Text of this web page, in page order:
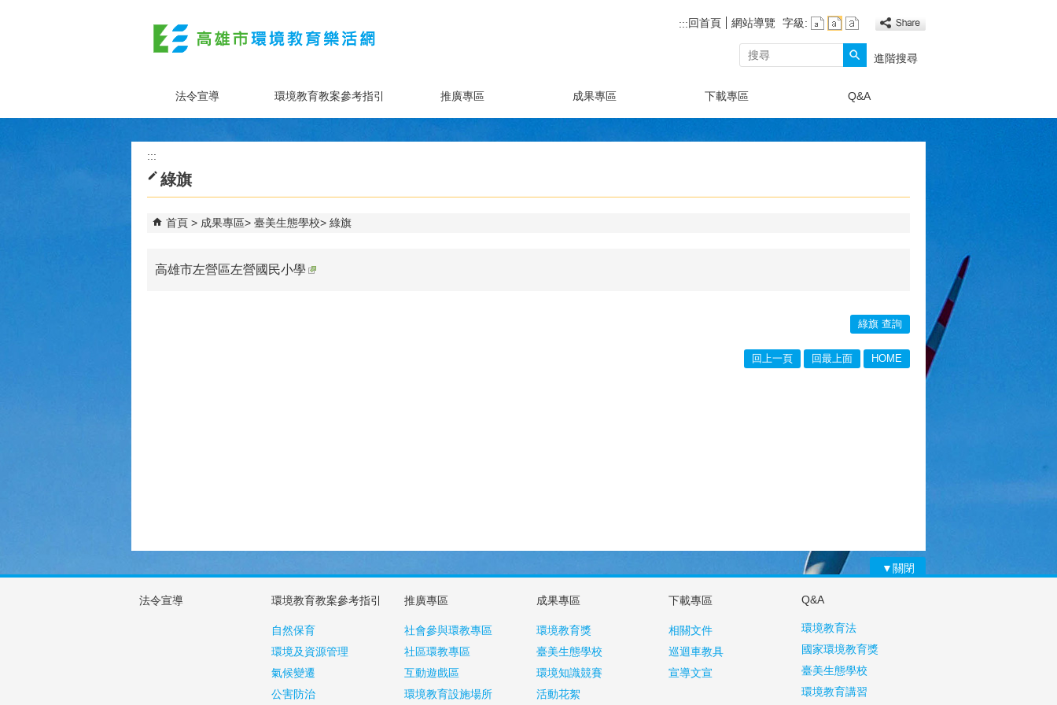
:::回首頁 網站導覽 字級:
搜尋
進階搜尋
法令宣導 環境教育教案參考指引 推廣專區 成果專區 下載專區 Q&A
:::
綠旗
首頁 成果專區 臺美生態學校 綠旗
高雄市左營區左營國民小學
綠旗 查詢
回上一頁 回最上面 HOME
▼關閉
法令宣導 環境教育教案參考指引
自然保育
環境及資源管理
氣候變遷
公害防治
推廣專區
社會參與環教專區
社區環教專區
互動遊戲區
環境教育設施場所
成果專區
環境教育獎
臺美生態學校
環境知識競賽
活動花絮
下載專區
相關文件
巡迴車教具
宣導文宣
Q&A
環境教育法
國家環境教育獎
臺美生態學校
環境教育講習